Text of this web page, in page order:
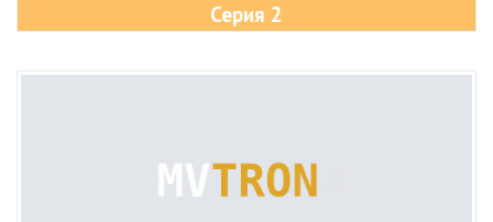
Серия 2